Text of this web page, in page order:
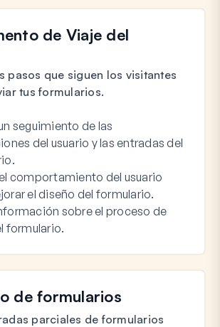
de Viaje del
pasos que siguen los visitantes
tus formularios.
seguimiento de las
del usuario y las entradas del
comportamiento del usuario
el diseño del formulario.
sobre el proceso de
formulario.
de formularios
parciales de formularios